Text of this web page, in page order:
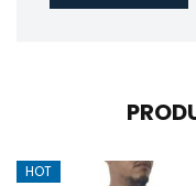
HOT